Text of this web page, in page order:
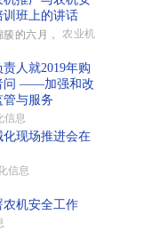
班上的讲话
的六月，农业机
人就2019年购
问 ——加强和改
与服务
信息
现场推进会在
信息
机安全工作